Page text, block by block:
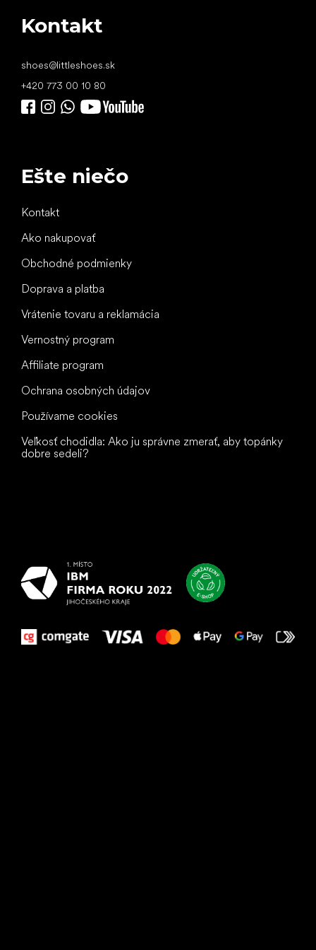
Kontakt
shoes@littleshoes.sk
+420 773 00 10 80
Ešte niečo
Kontakt
Ako nakupovať
Obchodné podmienky
Doprava a platba
Vrátenie tovaru a reklamácia
Vernostný program
Affiliate program
Ochrana osobných údajov
Používame cookies
Veľkosť chodidla: Ako ju správne zmerať, aby topánky
dobre sedeli?